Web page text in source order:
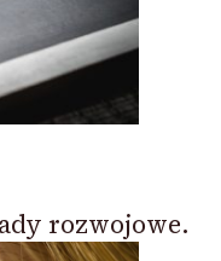
rozwojowe.